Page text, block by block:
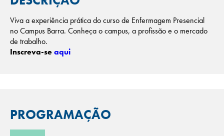
Viva a experiência prática do curso de Enfermagem Presencial
no Campus Barra. Conheça o campus, a profissão e o mercado
de trabalho.
Inscreva-seaqui
PROGRAMAÇÃO